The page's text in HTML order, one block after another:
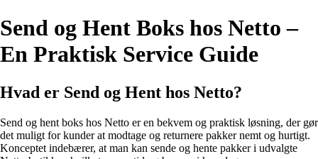
Send og Hent Boks hos Netto –
En Praktisk Service Guide
Hvad er Send og Hent hos Netto?
Send og hent boks hos Netto er en bekvem og praktisk løsning, der gør
det muligt for kunder at modtage og returnere pakker nemt og hurtigt.
Konceptet indebærer, at man kan sende og hente pakker i udvalgte